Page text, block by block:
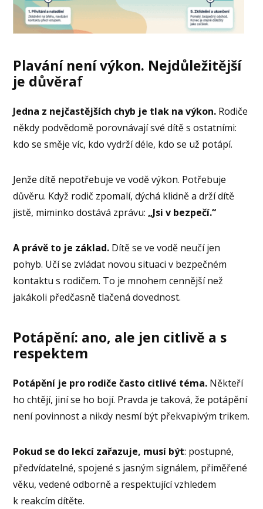
Plavání není výkon. Nejdůležitější
je důvěraf
Jedna z nejčastějších chyb je tlak na výkon. Rodiče
někdy podvědomě porovnávají své dítě s ostatními:
kdo se směje víc, kdo vydrží déle, kdo se už potápí.
Jenže dítě nepotřebuje ve vodě výkon. Potřebuje
důvěru. Když rodič zpomalí, dýchá klidně a drží dítě
jistě, miminko dostává zprávu: „Jsi v bezpečí.“
A právě to je základ. Dítě se ve vodě neučí jen
pohyb. Učí se zvládat novou situaci v bezpečném
kontaktu s rodičem. To je mnohem cennější než
jakákoli předčasně tlačená dovednost.
Potápění: ano, ale jen citlivě a s
respektem
Potápění je pro rodiče často citlivé téma. Někteří
ho chtějí, jiní se ho bojí. Pravda je taková, že potápění
není povinnost a nikdy nesmí být překvapivým trikem.
Pokud se do lekcí zařazuje, musí být: postupné,
předvídatelné, spojené s jasným signálem, přiměřené
věku, vedené odborně a respektující vzhledem
k reakcím dítěte.